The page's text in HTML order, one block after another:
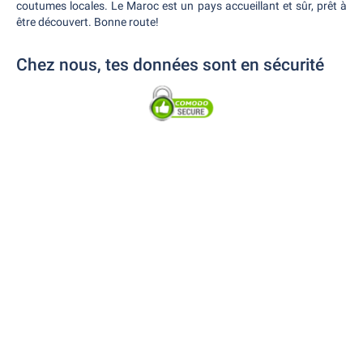
coutumes locales. Le Maroc est un pays accueillant et sûr, prêt à
être découvert. Bonne route!
Chez nous, tes données sont en sécurité